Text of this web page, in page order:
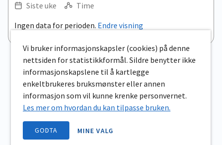
Siste uke
Time
.
View as data table, .
Ingen data for perioden. Endre visning
Vi bruker informasjonskapsler (cookies) på denne
nettsiden for statistikkformål. Sildre benytter ikke
informasjonskapslene til å kartlegge
enkeltbrukeres bruksmønster eller annen
informasjon som vil kunne krenke personvernet.
Les mer om hvordan du kan tilpasse bruken.
GODTA MINE VALG